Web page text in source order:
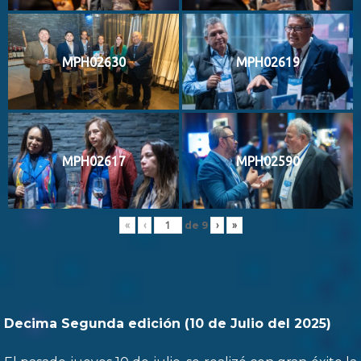
MPH02630 MPH02619
MPH02617 MPH02590
« ‹ de 9 › »
Decima Segunda edición (10 de Julio del 2025)